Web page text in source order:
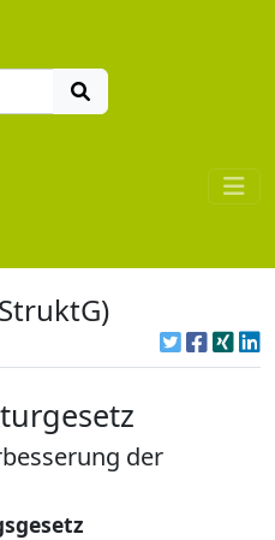
der